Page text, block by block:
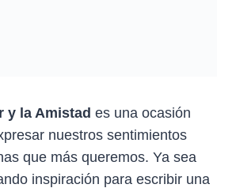
y la Amistad es una ocasión
nuestros sentimientos
que más queremos. Ya sea
inspiración para escribir una